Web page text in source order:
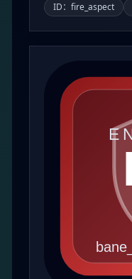
ID：fire_aspect